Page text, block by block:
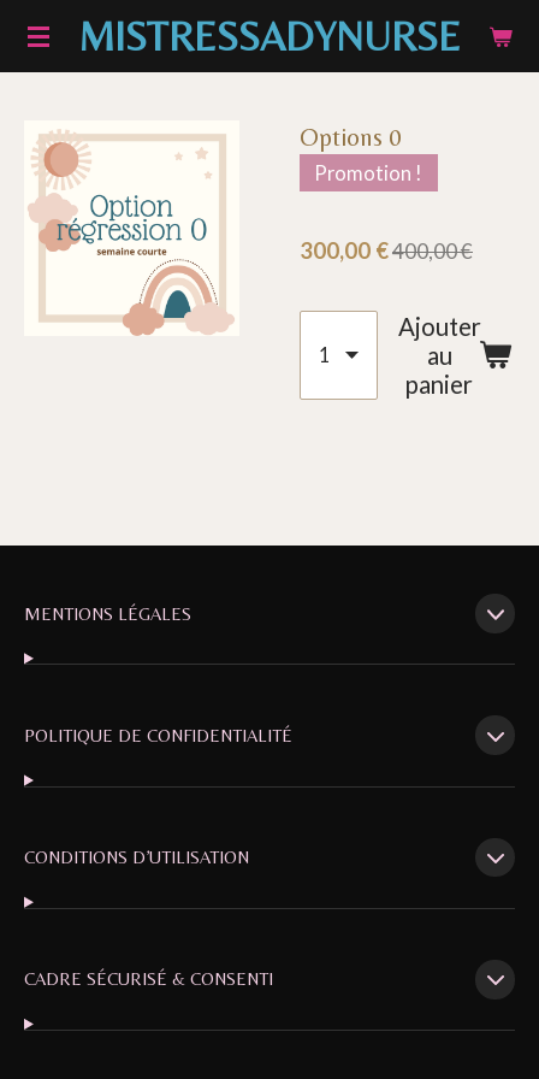
Passer
principal
MISTRESSADYNURSE
Options 0
Promotion !
300,00 €400,00 €
Ajouter
au
panier
MENTIONS LÉGALES
POLITIQUE DE CONFIDENTIALITÉ
CONDITIONS D’UTILISATION
CADRE SÉCURISÉ & CONSENTI